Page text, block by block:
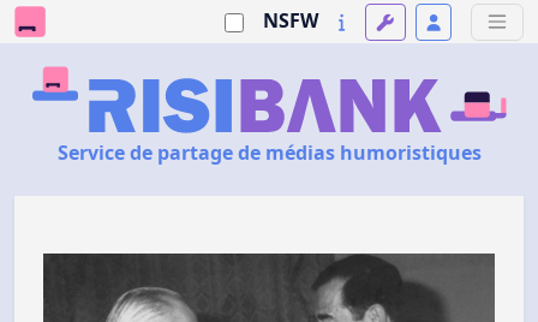
NSFW
Service de partage de médias humoristiques